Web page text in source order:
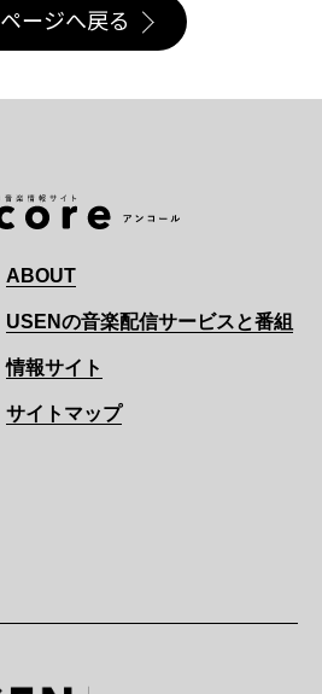
ページへ戻る
ABOUT
USENの音楽配信サービスと番組
情報サイト
サイトマップ